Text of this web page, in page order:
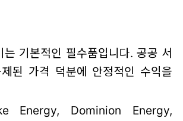
는 기본적인 필수품입니다. 공공 서
된 가격 덕분에 안정적인 수익을
Energy, Dominion Energy,